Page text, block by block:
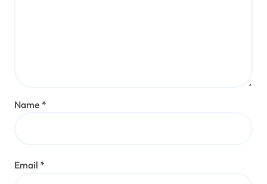
Name *
Email *